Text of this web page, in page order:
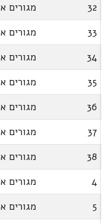
32
מגורים א
33
מגורים א
34
מגורים א
35
מגורים א
36
מגורים א
37
מגורים א
38
מגורים א
4
מגורים א
5
מגורים א